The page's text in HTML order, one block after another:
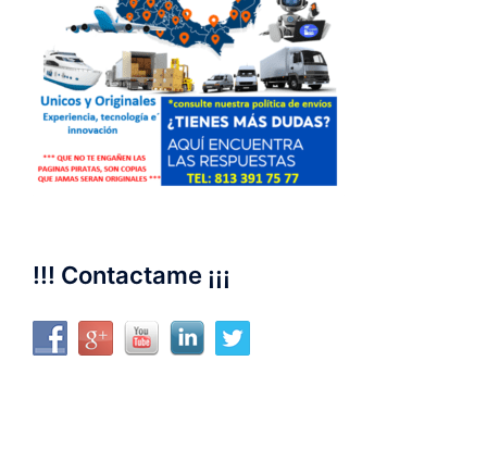
!!! Contactame ¡¡¡